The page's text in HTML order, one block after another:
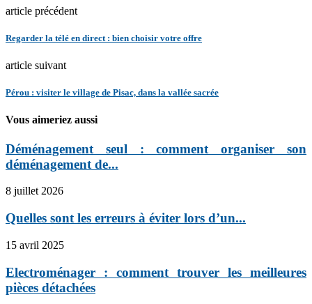
article précédent
Regarder la télé en direct : bien choisir votre offre
article suivant
Pérou : visiter le village de Pisac, dans la vallée sacrée
Vous aimeriez aussi
Déménagement seul : comment organiser son
déménagement de...
8 juillet 2026
Quelles sont les erreurs à éviter lors d’un...
15 avril 2025
Electroménager : comment trouver les meilleures
pièces détachées